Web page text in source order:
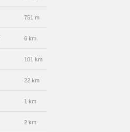
751 m
6 km
101 km
22 km
1 km
2 km